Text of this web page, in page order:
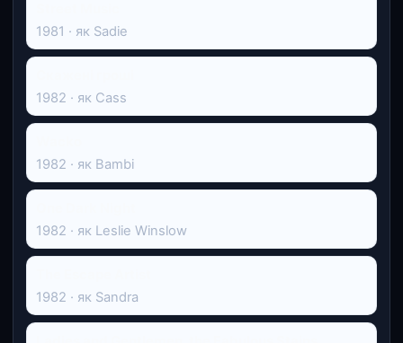
1981 · як Sadie
1982 · як Cass
1982 · як Bambi
1982 · як Leslie Winslow
1982 · як Sandra